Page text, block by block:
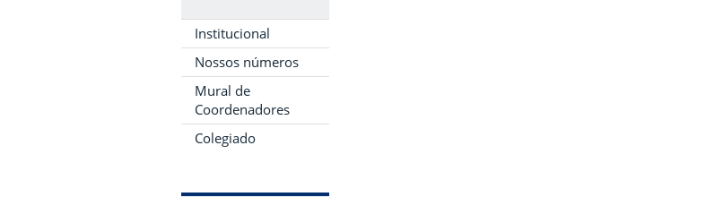
Institucional
Nossos números
Mural de
Coordenadores
Colegiado